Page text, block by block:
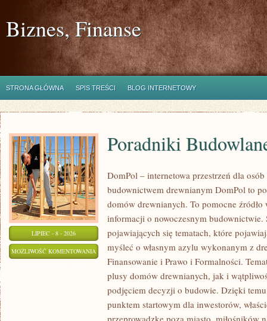
Biznes, Finanse
STRONA GŁÓWNA SPIS TREŚCI BLOG INTERNETOWY
LIPIEC - 8 - 2026
MOŻLIWOŚĆ KOMENTOWANIA PORADNIKI
BUDOWLANE
Poradniki
DomPol – internetowa przestrzeń dla
budownictwem drewnianym DomPol to
domów drewnianych. To pomocne
informacji o nowoczesnym budownictwie.
pojawiających się tematach, które
myśleć o własnym azylu wykonanym z
Finansowanie i Prawo i Formalności.
plusy domów drewnianych, jak i
podjęciem decyzji o budowie. Dzięki
punktem startowym dla inwestorów,
przeprowadzkę poza miasto, miłośników